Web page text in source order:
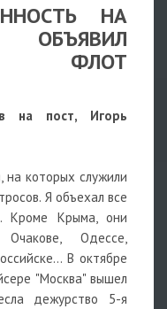
НА
ФЛОТ
на пост, Игорь
на которых служили
Я объехал все
Кроме Крыма, они
Одессе,
В октябре
"Москва" вышел
дежурство 5-я